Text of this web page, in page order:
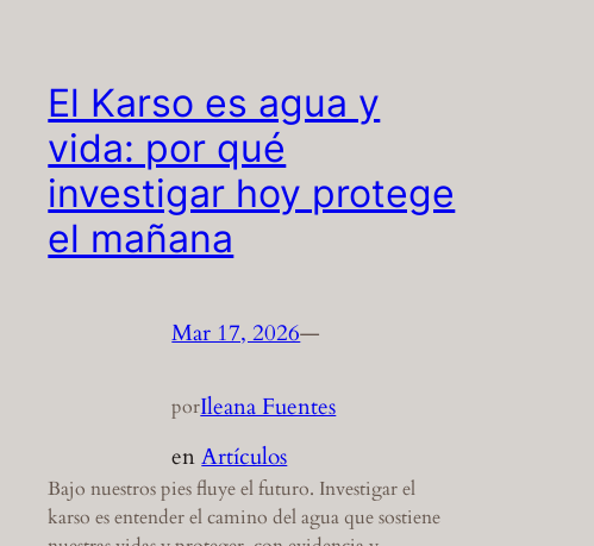
El Karso es agua y
vida: por qué
investigar hoy protege
el mañana
Mar 17, 2026—
porIleana Fuentes
enArtículos
Bajo nuestros pies fluye el futuro. Investigar el
karso es entender el camino del agua que sostiene